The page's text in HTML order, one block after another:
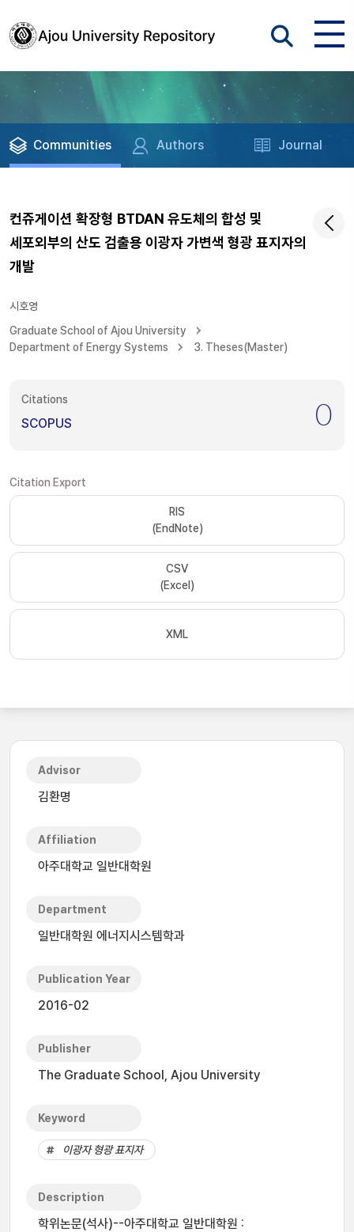
Communities Authors Journal
컨쥬게이션 확장형 BTDAN 유도체의 합성 및
세포외부의 산도 검출용 이광자 가변색 형광 표지자의
개발
시호영
Graduate School of Ajou University
Department of Energy Systems
3. Theses(Master)
Citations
SCOPUS 0
Citation Export
RIS
(EndNote)
CSV
(Excel)
XML
Advisor
김환명
Affiliation
아주대학교 일반대학원
Department
일반대학원 에너지시스템학과
Publication Year
2016-02
Publisher
The Graduate School, Ajou University
Keyword
이광자 형광 표지자
Description
학위논문(석사)--아주대학교 일반대학원 :